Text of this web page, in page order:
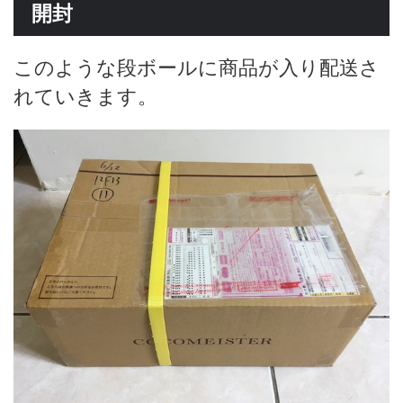
開封
このような段ボールに商品が入り配送さ
れていきます。